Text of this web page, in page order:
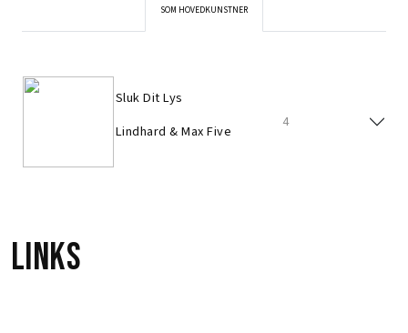
SOM HOVEDKUNSTNER
Sluk Dit Lys
Lindhard & Max Five
4
Links